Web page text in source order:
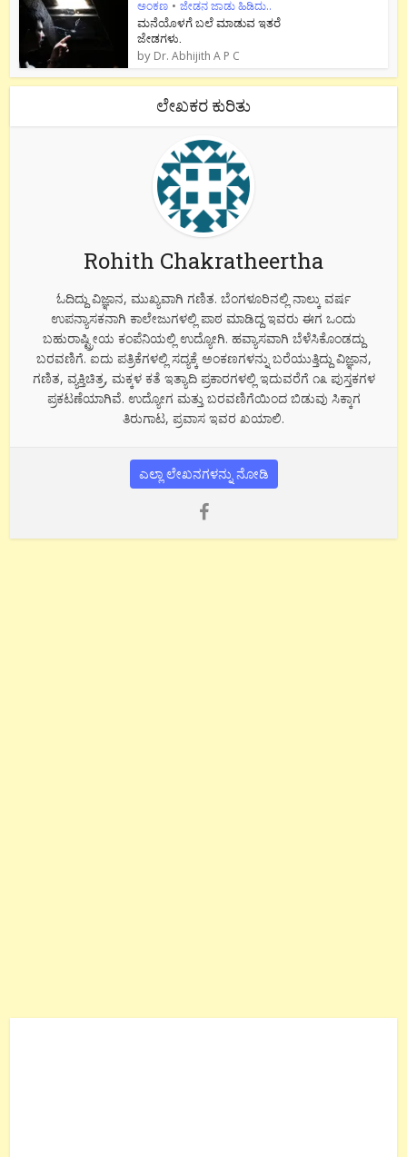
ಅಂಕಣ • ಜೇಡನ ಜಾಡು ಹಿಡಿದು..
ಮನೆಯೊಳಗೆ ಬಲೆ ಮಾಡುವ ಇತರೆ
ಜೇಡಗಳು.
by Dr. Abhijith A P C
ಲೇಖಕರ ಕುರಿತು
Rohith Chakratheertha
ಓದಿದ್ದು ವಿಜ್ಞಾನ, ಮುಖ್ಯವಾಗಿ ಗಣಿತ. ಬೆಂಗಳೂರಿನಲ್ಲಿ ನಾಲ್ಕು ವರ್ಷ
ಉಪನ್ಯಾಸಕನಾಗಿ ಕಾಲೇಜುಗಳಲ್ಲಿ ಪಾಠ ಮಾಡಿದ್ದ ಇವರು ಈಗ ಒಂದು
ಬಹುರಾಷ್ಟ್ರೀಯ ಕಂಪೆನಿಯಲ್ಲಿ ಉದ್ಯೋಗಿ. ಹವ್ಯಾಸವಾಗಿ ಬೆಳೆಸಿಕೊಂಡದ್ದು
ಬರವಣಿಗೆ. ಐದು ಪತ್ರಿಕೆಗಳಲ್ಲಿ ಸದ್ಯಕ್ಕೆ ಅಂಕಣಗಳನ್ನು ಬರೆಯುತ್ತಿದ್ದು ವಿಜ್ಞಾನ,
ಗಣಿತ, ವ್ಯಕ್ತಿಚಿತ್ರ, ಮಕ್ಕಳ ಕತೆ ಇತ್ಯಾದಿ ಪ್ರಕಾರಗಳಲ್ಲಿ ಇದುವರೆಗೆ ೧೩ ಪುಸ್ತಕಗಳ
ಪ್ರಕಟಣೆಯಾಗಿವೆ. ಉದ್ಯೋಗ ಮತ್ತು ಬರವಣಿಗೆಯಿಂದ ಬಿಡುವು ಸಿಕ್ಕಾಗ
ತಿರುಗಾಟ, ಪ್ರವಾಸ ಇವರ ಖಯಾಲಿ.
ಎಲ್ಲಾ ಲೇಖನಗಳನ್ನು ನೋಡಿ